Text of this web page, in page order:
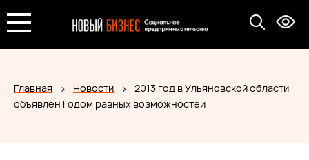
Главная Новости
2013 год в Ульяновской области
объявлен Годом равных возможностей